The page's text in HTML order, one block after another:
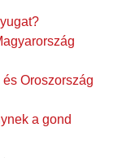
Oroszország
a gond